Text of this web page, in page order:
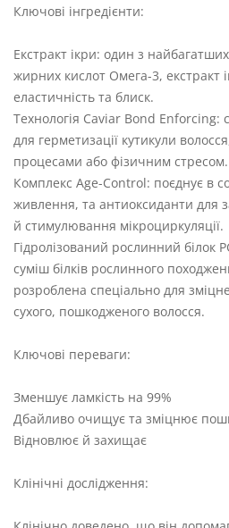
Ключові інгредієнти:
Екстракт ікри: один з
жирних кислот Омега-3, екстракт
еластичність та блиск.
Технологія Caviar Bond Enforcing:
для герметизації кутикули
процесами або фізичним стресом.
Комплекс Age-Control: поєднує в
живлення, та антиоксиданти для
й стимулювання мікроциркуляції.
Гідролізований рослинний білок
суміш білків рослинного
розроблена спеціально для
сухого, пошкодженого волосся.
Ключові переваги:
Зменшує ламкість на 99%
Дбайливо очищує та зміцнює
Відновлює й захищає
Клінічні дослідження: